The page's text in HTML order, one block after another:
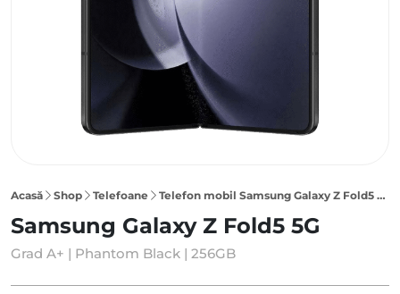
Acasă Shop Telefoane Telefon mobil Samsung Galaxy Z Fold5 5G 256GB, Phantom Black
Samsung Galaxy Z Fold5 5G
Grad A+ | Phantom Black | 256GB